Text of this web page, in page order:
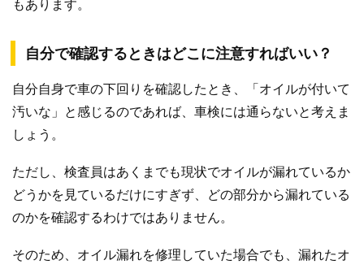
もあります。
自分で確認するときはどこに注意すればいい？
自分自身で車の下回りを確認したとき、「オイルが付いて
汚いな」と感じるのであれば、車検には通らないと考えま
しょう。
ただし、検査員はあくまでも現状でオイルが漏れているか
どうかを見ているだけにすぎず、どの部分から漏れている
のかを確認するわけではありません。
そのため、オイル漏れを修理していた場合でも、漏れたオ